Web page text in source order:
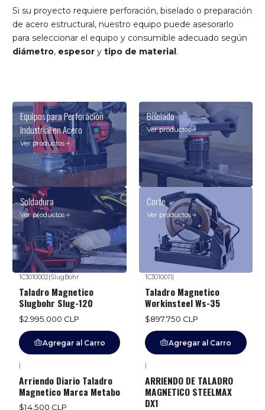
Si su proyecto requiere perforación, biselado o preparación
de acero estructural, nuestro equipo puede asesorarlo
para seleccionar el equipo y consumible adecuado según
diámetro, espesor y tipo de material .
Equipos para Perforación
Industrial en Acero
Ver productos
Biselado
Ver productos
Soldadura
Ver productos
Corte
Ver productos
1C3010002|SlugBohr
Taladro Magnetico
Slugbohr Slug-120
$2.995.000 CLP
Agregar al Carro
1C3010011|
Taladro Magnetico
Workinsteel Ws-35
$897.750 CLP
Agregar al Carro
|
Arriendo Diario Taladro
Magnetico Marca Metabo
$14.500 CLP
|
ARRIENDO DE TALADRO
MAGNETICO STEELMAX
DX1